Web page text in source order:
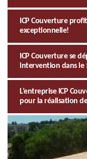
ICP Couverture
exceptionnelle!
ICP Couverture se
intervention dans le
L’entreprise ICP
pour la réalisation